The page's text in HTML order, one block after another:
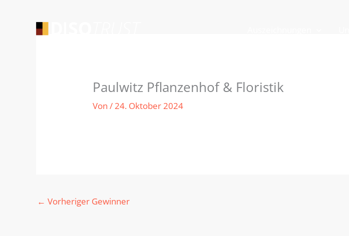
Paulwitz Pflanzenhof & Floristik
Von/24. Oktober 2024
← Vorheriger Gewinner